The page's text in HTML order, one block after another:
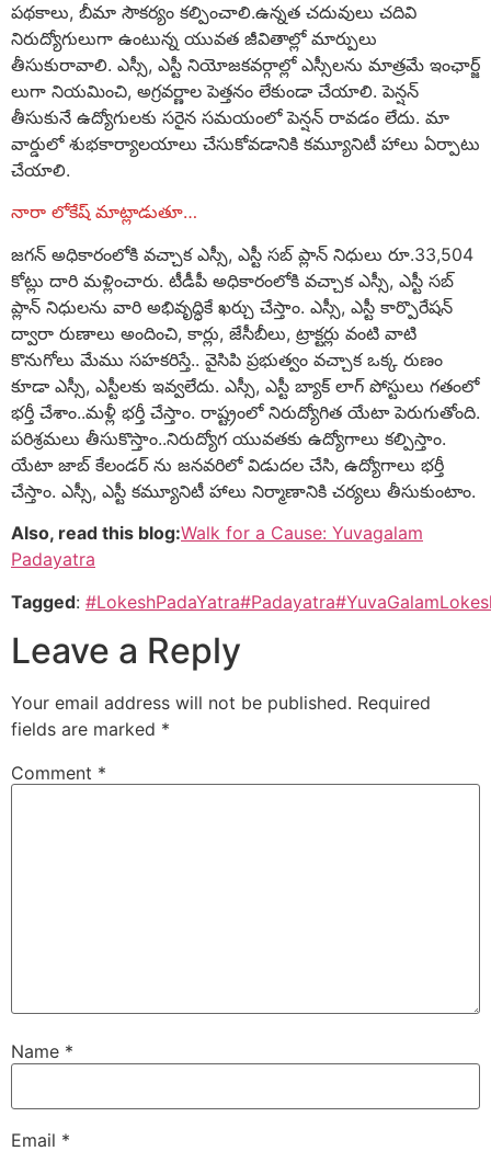
పథకాలు, బీమా సౌకర్యం కల్పించాలి.ఉన్నత చదువులు చదివి
నిరుద్యోగులుగా ఉంటున్న యువత జీవితాల్లో మార్పులు
తీసుకురావాలి. ఎస్సీ, ఎస్టీ నియోజకవర్గాల్లో ఎస్సీలను మాత్రమే ఇంఛార్జ్
లుగా నియమించి, అగ్రవర్ణాల పెత్తనం లేకుండా చేయాలి. పెన్షన్
తీసుకునే ఉద్యోగులకు సరైన సమయంలో పెన్షన్ రావడం లేదు. మా
వార్డులో శుభకార్యాలయాలు చేసుకోవడానికి కమ్యూనిటీ హాలు ఏర్పాటు
చేయాలి.
నారా లోకేష్ మాట్లాడుతూ…
జగన్ అధికారంలోకి వచ్చాక ఎస్సీ, ఎస్టీ సబ్ ప్లాన్ నిధులు రూ.33,504
కోట్లు దారి మళ్లించారు. టీడీపీ అధికారంలోకి వచ్చాక ఎస్సీ, ఎస్టీ సబ్
ప్లాన్ నిధులను వారి అభివృద్ధికే ఖర్చు చేస్తాం. ఎస్సీ, ఎస్టీ కార్పొరేషన్
ద్వారా రుణాలు అందించి, కార్లు, జేసీబీలు, ట్రాక్టర్లు వంటి వాటి
కొనుగోలు మేము సహకరిస్తే.. వైసిపి ప్రభుత్వం వచ్చాక ఒక్క రుణం
కూడా ఎస్సీ, ఎస్టీలకు ఇవ్వలేదు. ఎస్సీ, ఎస్టీ బ్యాక్ లాగ్ పోస్టులు గతంలో
భర్తీ చేశాం..మళ్లీ భర్తీ చేస్తాం. రాష్ట్రంలో నిరుద్యోగిత యేటా పెరుగుతోంది.
పరిశ్రమలు తీసుకొస్తాం..నిరుద్యోగ యువతకు ఉద్యోగాలు కల్పిస్తాం.
యేటా జాబ్ కేలండర్ ను జనవరిలో విడుదల చేసి, ఉద్యోగాలు భర్తీ
చేస్తాం. ఎస్సీ, ఎస్టీ కమ్యూనిటీ హాలు నిర్మాణానికి చర్యలు తీసుకుంటాం.
Also, read this blog:Walk for a Cause: Yuvagalam
Padayatra
Tagged: #LokeshPadaYatra#Padayatra
Leave a Reply
Your email address will not be published. Required
fields are marked *
Comment *
Name *
Email *